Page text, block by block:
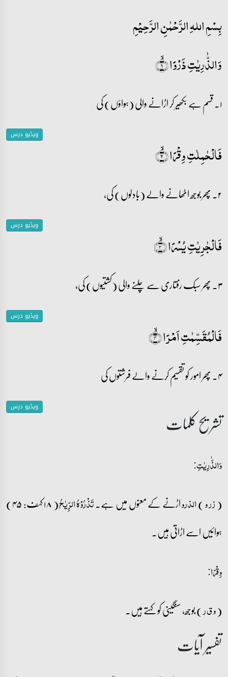
بِسْمِ اللہِ الرَّحْمٰنِ الرَّحِيْمِ
وَالذّٰرِیٰتِ ذَرۡوًا ۙ﴿۱﴾
۱۔ قسم ہے بکھیر کر اڑانے والی (ہواؤں) کی
ویڈیو درس
فَالۡحٰمِلٰتِ وِقۡرًا ۙ﴿۲﴾
۲۔ پھر بوجھ اٹھانے والے (بادلوں) کی،
ویڈیو درس
فَالۡجٰرِیٰتِ یُسۡرًا ۙ﴿۳﴾
۳۔ پھر سبک رفتاری سے چلنے والی (کشتیوں) کی،
ویڈیو درس
فَالۡمُقَسِّمٰتِ اَمۡرًا ۙ﴿۴﴾
۴۔ پھر امور کو تقسیم کرنے والے فرشتوں کی
ویڈیو درس تشریح کلمات
وَالذّٰرِیٰتِ:
(ز ر و)الذرواڑنے کے معنوں میں ہے۔تَذۡرُوۡہُ الرِّیٰحُ
( ۱۸ کہف: ۴۵)
ہوائیں اسے اڑاتی ہیں۔
وِقۡرًا:
(و ق ر) بوجھ، سنگینی کو کہتے ہیں۔
تفسیر آیات